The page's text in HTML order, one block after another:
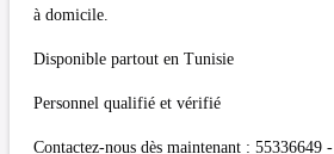
à domicile.
Disponible partout en Tunisie
Personnel qualifié et vérifié
Contactez-nous dès maintenant : 55336649